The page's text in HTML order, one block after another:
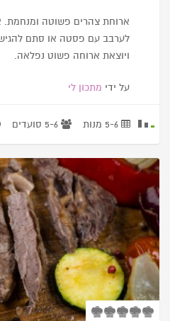
ארוחת צהרים פשוטה
לערבב עם פסטה או סתם להגיש
ויוצאת ארוחה פשוט נפלאה.
על ידי מתכון לי